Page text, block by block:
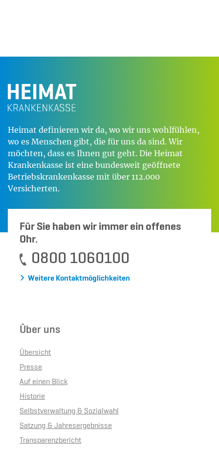
Heimat definieren wir da, wo wir uns wohlfühlen,
wo es Menschen gibt, die für uns da sind. Wir
möchten, dass es Ihnen gut geht. Die Heimat
Krankenkasse ist eine bundesweit geöffnete
Betriebskrankenkasse mit über 112.000
Versicherten.
Für Sie haben wir immer ein offenes
Ohr.
0800 1060100
Weitere Kontaktmöglichkeiten
Über uns
Übersicht
Presse
Auf einen Blick
Historie
Selbstverwaltung & Sozialwahl
Satzung & Jahresergebnisse
Transparenzbericht